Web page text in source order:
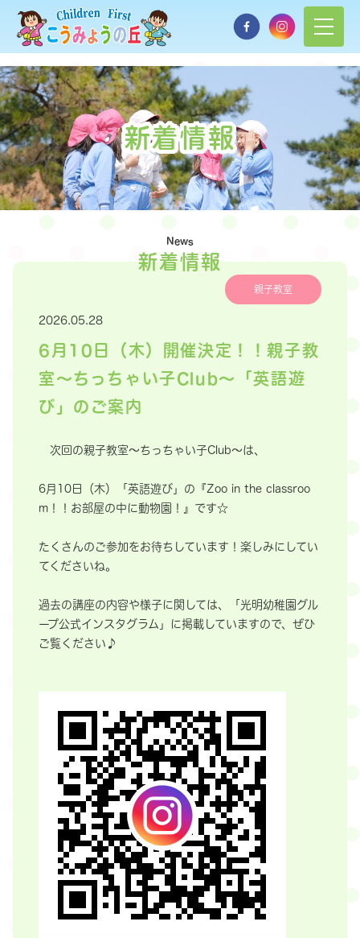
新着情報
News
新着情報
親子教室
2026.05.28
6月10日（木）開催決定！！親子教
室～ちっちゃい子Club～「英語遊
び」のご案内
次回の親子教室～ちっちゃい子Club～は、
6月10日（木）「英語遊び」の『Zoo in the classroo
m！！お部屋の中に動物園！』です☆
たくさんのご参加をお待ちしています！楽しみにしてい
てくださいね。
過去の講座の内容や様子に関しては、「光明幼稚園グル
ープ公式インスタグラム」に掲載していますので、ぜひ
ご覧ください♪